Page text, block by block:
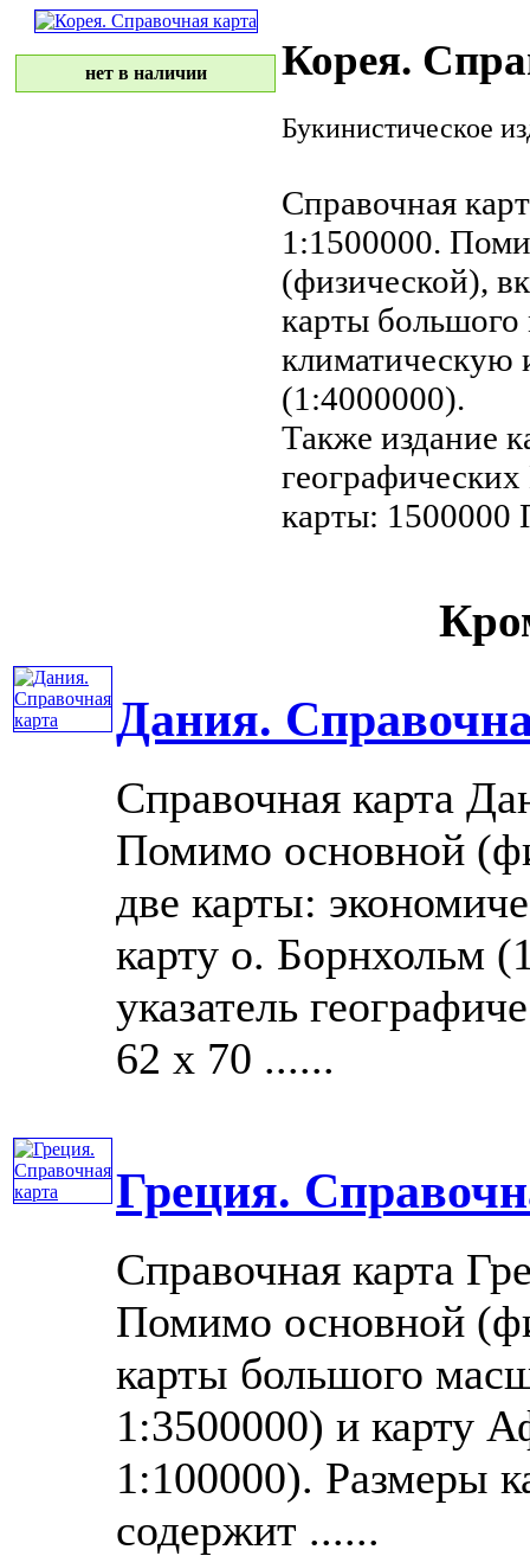
нет в наличии Корея.
Букинистическое
Справочная
1:1500000.
(физической),
карты
(1:4000000).
Также издание
географических
карты: 1500000
Дания.
Справочная карта
Помимо основной
две карты:
карту о. Борнхольм
указатель
62 x 70 ......
Греция.
Справочная карта
Помимо основной
карты большого
1:3500000) и карту
1:100000). Размеры
содержит ......